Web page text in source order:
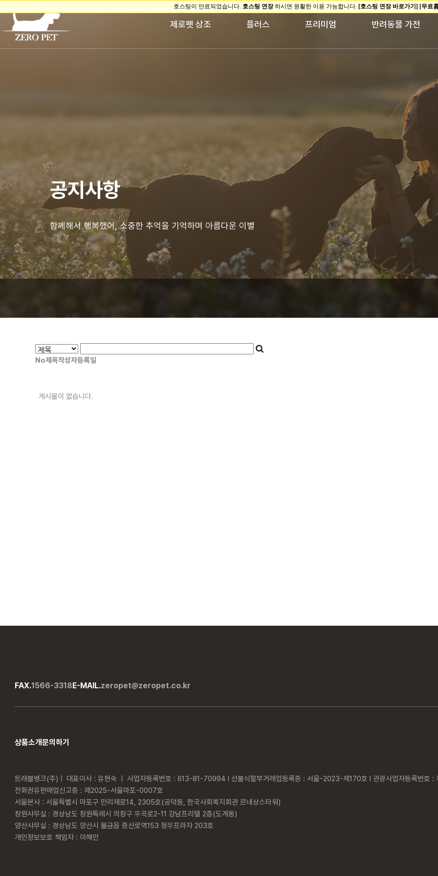
제로펫 상조 플러스 프리미엄 반려동물 가전
공지사항
함께해서 행복했어, 소중한 추억을 기억하며 아름다운 이별
No제목작성자등록일
게시물이 없습니다.
FAX.1566-3318E-MAIL.zeropet@zeropet.co.kr
상품소개문의하기
트래블뱅크(주)ㅣ 대표이사 : 유현숙 ㅣ 사업자등록번호 : 613-81-70994 l 선불식할부거래업등록증 : 서울-2023-제170호 l 관광사업자등록번
전화권유판매업신고증 : 제2025-서울마포-0007호
서울본사 : 서울특별시 마포구 만리재로14, 2305호(공덕동, 한국사회복지회관 르네상스타워)
창원사무실 : 경상남도 창원특례시 의창구 우곡로2-11 강남프리텔 2층(도계동)
양산사무실 : 경상남도 양산시 물금읍 증산로역153 정우프라자 203호
개인정보보호 책임자 : 이해인